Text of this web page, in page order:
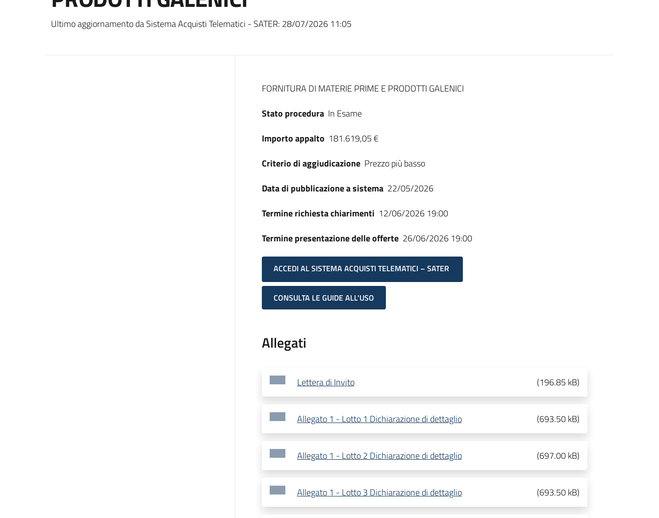
Ultimo aggiornamento da Sistema Acquisti Telematici - SATER: 28/07/2026 11:05
Dati del bando
FORNITURA DI MATERIE PRIME E PRODOTTI GALENICI
Stato procedura In Esame
Importo appalto 181.619,05 €
Criterio di aggiudicazione Prezzo più basso
Data di pubblicazione a sistema 22/05/2026
Termine richiesta chiarimenti 12/06/2026 19:00
Termine presentazione delle offerte 26/06/2026 19:00
ACCEDI AL SISTEMA ACQUISTI TELEMATICI – SATER
CONSULTA LE GUIDE ALL'USO
Allegati
Lettera di Invito (196.85 kB)
Allegato 1 - Lotto 1 Dichiarazione di dettaglio (693.50 kB)
Allegato 1 - Lotto 2 Dichiarazione di dettaglio (697.00 kB)
Allegato 1 - Lotto 3 Dichiarazione di dettaglio (693.50 kB)